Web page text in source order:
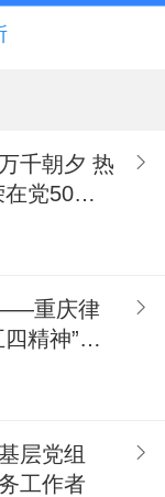
朝夕 热
党50年”
精神”主
层党组
工作者